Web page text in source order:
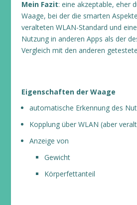
Mein Fazit: eine akzeptable, eher
Waage, bei der die smarten
veralteten WLAN-Standard und
Nutzung in anderen Apps als der
Vergleich mit den anderen
Eigenschaften der Waage
automatische Erkennung des
Kopplung über WLAN (aber
Anzeige von
Gewicht
Körperfettanteil